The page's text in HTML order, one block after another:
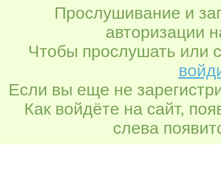
Прослушивание и
авторизации
Чтобы прослушать или
Если вы еще не
Как войдёте на сайт,
слева